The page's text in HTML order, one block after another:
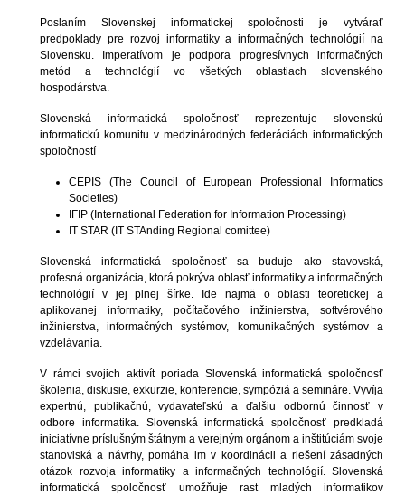
Poslaním Slovenskej informatickej spoločnosti je vytvárať
predpoklady pre rozvoj informatiky a informačných technológií na
Slovensku. Imperatívom je podpora progresívnych informačných
metód a technológií vo všetkých oblastiach slovenského
hospodárstva.
Slovenská informatická spoločnosť reprezentuje slovenskú
informatickú komunitu v medzinárodných federáciách informatických
spoločností
CEPIS (The Council of European Professional Informatics
Societies)
IFIP (International Federation for Information Processing)
IT STAR (IT STAnding Regional comittee)
Slovenská informatická spoločnosť sa buduje ako stavovská,
profesná organizácia, ktorá pokrýva oblasť informatiky a informačných
technológií v jej plnej šírke. Ide najmä o oblasti teoretickej a
aplikovanej informatiky, počítačového inžinierstva, softvérového
inžinierstva, informačných systémov, komunikačných systémov a
vzdelávania.
V rámci svojich aktivít poriada Slovenská informatická spoločnosť
školenia, diskusie, exkurzie, konferencie, sympóziá a semináre. Vyvíja
expertnú, publikačnú, vydavateľskú a ďalšiu odbornú činnosť v
odbore informatika. Slovenská informatická spoločnosť predkladá
iniciatívne príslušným štátnym a verejným orgánom a inštitúciám svoje
stanoviská a návrhy, pomáha im v koordinácii a riešení zásadných
otázok rozvoja informatiky a informačných technológií. Slovenská
informatická spoločnosť umožňuje rast mladých informatikov